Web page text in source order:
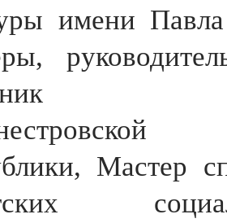
имени
Мастер